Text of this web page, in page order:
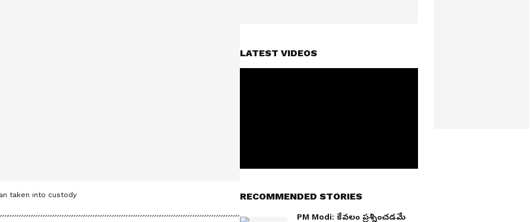
taken into custody
LATEST VIDEOS
RECOMMENDED STORIES
PM Modi: కేవ‌లం ప్ర‌శ్నించ‌డ‌మే